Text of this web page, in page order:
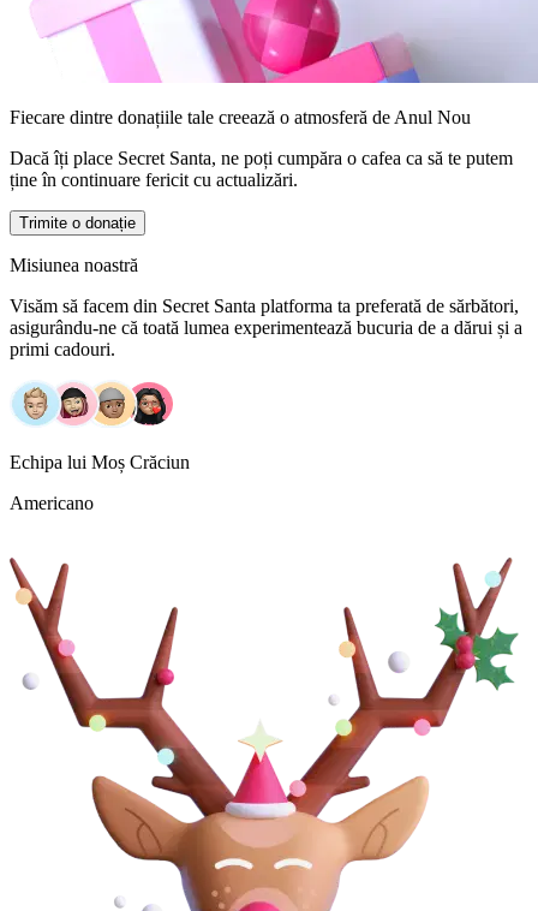
Fiecare dintre donațiile tale creează o atmosferă de Anul Nou
Dacă îți place Secret Santa, ne poți cumpăra o cafea ca să te putem
ține în continuare fericit cu actualizări.
Trimite o donație
Misiunea noastră
Visăm să facem din Secret Santa platforma ta preferată de sărbători,
asigurându-ne că toată lumea experimentează bucuria de a dărui și a
primi cadouri.
Echipa lui Moș Crăciun
Americano